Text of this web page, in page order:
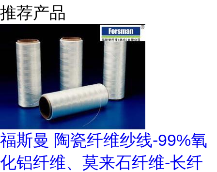
推荐产品
福斯曼 陶瓷纤维纱线-99%氧
化铝纤维、莫来石纤维-长纤